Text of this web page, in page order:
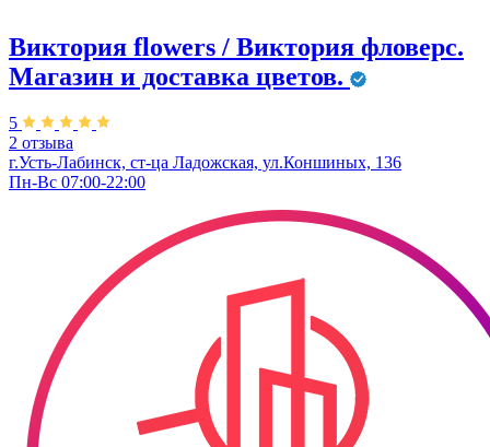
Виктория flowers / Виктория фловерс.
Магазин и доставка цветов.
5
2 отзыва
г.Усть-Лабинск, ст-ца Ладожская, ул.Коншиных, 136
Пн-Вс 07:00-22:00